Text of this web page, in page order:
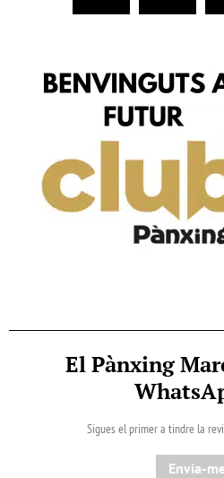
El Pànxing
Sigues el primer a tindre la
Envia-